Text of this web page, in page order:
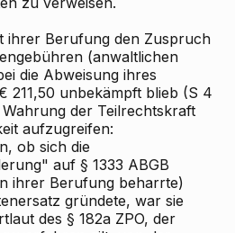
ihrer Berufung den Zuspruch
(anwaltlichen
die Abweisung ihres
211,50 unbekämpft blieb (S 4
der Teilrechtskraft
aufzugreifen:
ob sich die
auf § 1333 ABGB
ihrer Berufung beharrte)
gründete, war sie
des § 182a ZPO, der